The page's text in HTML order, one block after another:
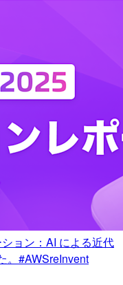
ョン：AI による近代
。#AWSreInvent